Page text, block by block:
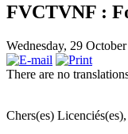
FVCTVNF :
Wednesday, 29
There are no
Chers(es) Licenciés(es),